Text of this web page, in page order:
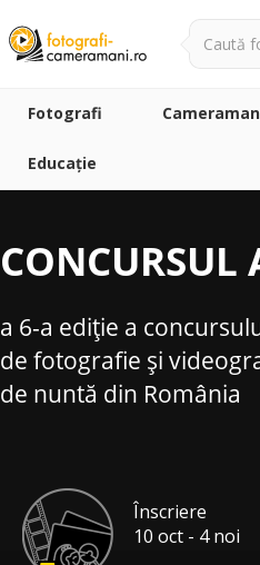
Fotografi
Educație
a 6-a ediţie a
de fotografie şi
de nuntă din România
Înscriere
10 oct - 4 noi